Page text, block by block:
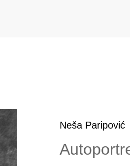
Neša Paripović